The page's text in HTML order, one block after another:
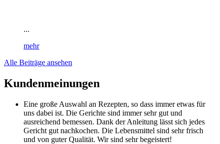
...
mehr
Alle Beiträge ansehen
Kundenmeinungen
Eine große Auswahl an Rezepten, so dass immer etwas für
uns dabei ist. Die Gerichte sind immer sehr gut und
ausreichend bemessen. Dank der Anleitung lässt sich jedes
Gericht gut nachkochen. Die Lebensmittel sind sehr frisch
und von guter Qualität. Wir sind sehr begeistert!